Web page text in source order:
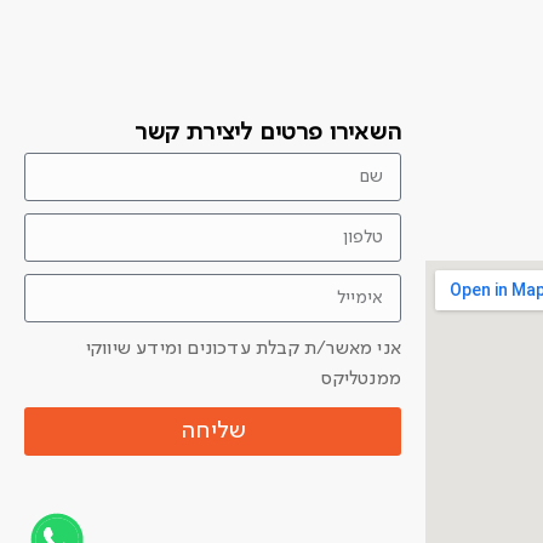
השאירו פרטים ליצירת קשר
אני מאשר/ת קבלת עדכונים ומידע שיווקי
ממנטליקס
שליחה